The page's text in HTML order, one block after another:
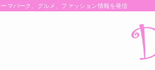
マパーク、グルメ、ファッション情報を発信